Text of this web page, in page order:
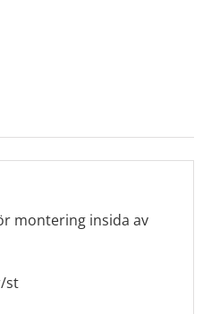
montering insida av
st